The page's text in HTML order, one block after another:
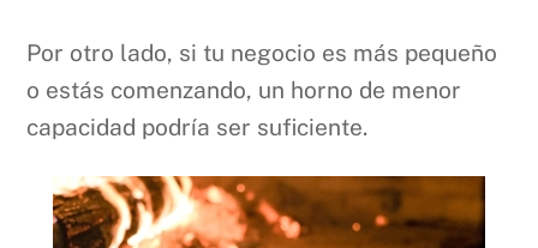
Por otro lado, si tu negocio es más pequeño
o estás comenzando, un horno de menor
capacidad podría ser suficiente.